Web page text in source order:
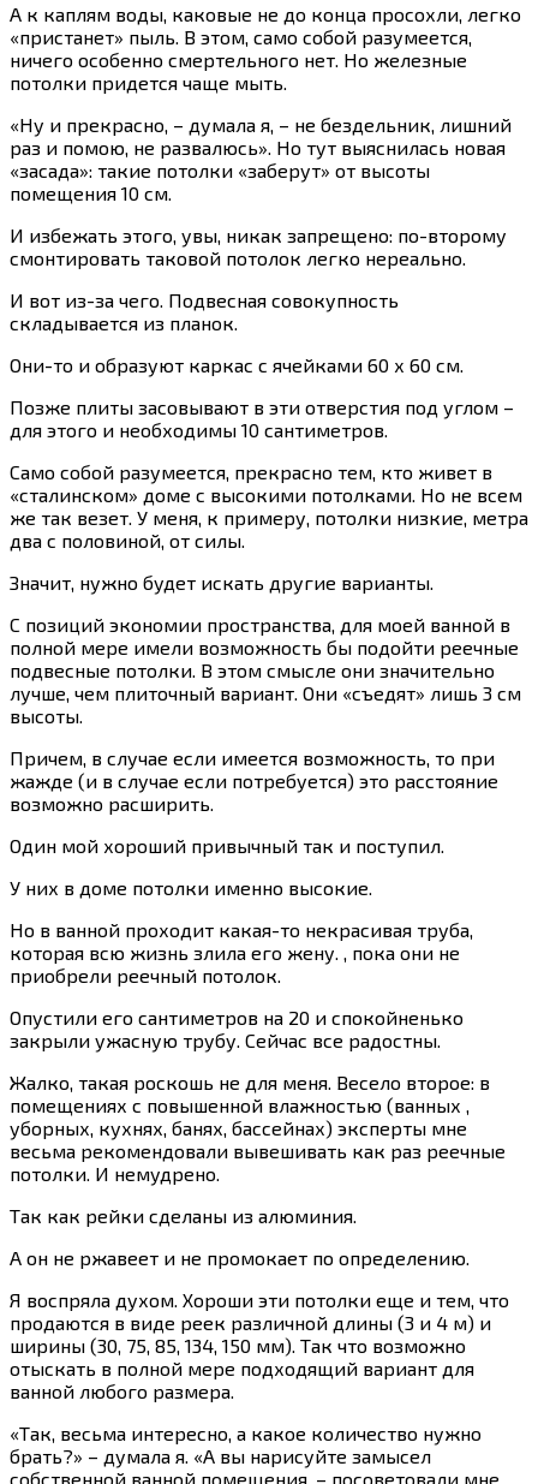
А к каплям воды, каковые не до конца просохли, легко
«пристанет» пыль. В этом, само собой разумеется,
ничего особенно смертельного нет. Но железные
потолки придется чаще мыть.
«Ну и прекрасно, – думала я, – не бездельник, лишний
раз и помою, не развалюсь». Но тут выяснилась новая
«засада»: такие потолки «заберут» от высоты
помещения 10 см.
И избежать этого, увы, никак запрещено: по-второму
смонтировать таковой потолок легко нереально.
И вот из-за чего. Подвесная совокупность
складывается из планок.
Они-то и образуют каркас с ячейками 60 х 60 см.
Позже плиты засовывают в эти отверстия под углом –
для этого и необходимы 10 сантиметров.
Само собой разумеется, прекрасно тем, кто живет в
«сталинском» доме с высокими потолками. Но не всем
же так везет. У меня, к примеру, потолки низкие, метра
два с половиной, от силы.
Значит, нужно будет искать другие варианты.
С позиций экономии пространства, для моей ванной в
полной мере имели возможность бы подойти реечные
подвесные потолки. В этом смысле они значительно
лучше, чем плиточный вариант. Они «съедят» лишь 3 см
высоты.
Причем, в случае если имеется возможность, то при
жажде (и в случае если потребуется) это расстояние
возможно расширить.
Один мой хороший привычный так и поступил.
У них в доме потолки именно высокие.
Но в ванной проходит какая-то некрасивая труба,
которая всю жизнь злила его жену. , пока они не
приобрели реечный потолок.
Опустили его сантиметров на 20 и спокойненько
закрыли ужасную трубу. Сейчас все радостны.
Жалко, такая роскошь не для меня. Весело второе: в
помещениях с повышенной влажностью (ванных ,
уборных, кухнях, банях, бассейнах) эксперты мне
весьма рекомендовали вывешивать как раз реечные
потолки. И немудрено.
Так как рейки сделаны из алюминия.
А он не ржавеет и не промокает по определению.
Я воспряла духом. Хороши эти потолки еще и тем, что
продаются в виде реек различной длины (3 и 4 м) и
ширины (30, 75, 85, 134, 150 мм). Так что возможно
отыскать в полной мере подходящий вариант для
ванной любого размера.
«Так, весьма интересно, а какое количество нужно
брать?» – думала я. «А вы нарисуйте замысел
собственной ванной помещения, – посоветовали мне